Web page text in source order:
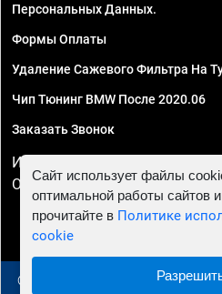
Персональных Данных.
Формы Оплаты
Удаление Сажевого Фильтра На
Чип Тюнинг BMW После 2020.06
Заказать Звонок
ИП Смирнов Георгий
ОГРНИП 324470400032610
© 2010 - 2026 Чип тюнинг в
Сайт использует файлы
оптимальной работы сайтов
прочитайте в Политике
cookie